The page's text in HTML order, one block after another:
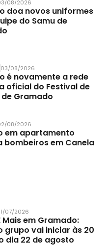
08/2026
doa novos uniformes
do Samu de
03/08/2026
é novamente a rede
oficial do Festival de
Gramado
08/2026
em apartamento
bombeiros em Canela
07/2026
Mais em Gramado:
grupo vai iniciar às 20
dia 22 de agosto